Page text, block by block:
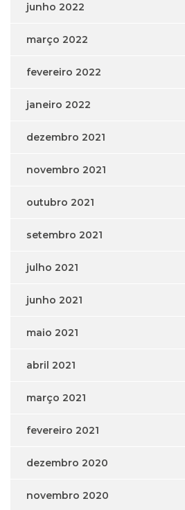
junho 2022
março 2022
fevereiro 2022
janeiro 2022
dezembro 2021
novembro 2021
outubro 2021
setembro 2021
julho 2021
junho 2021
maio 2021
abril 2021
março 2021
fevereiro 2021
dezembro 2020
novembro 2020